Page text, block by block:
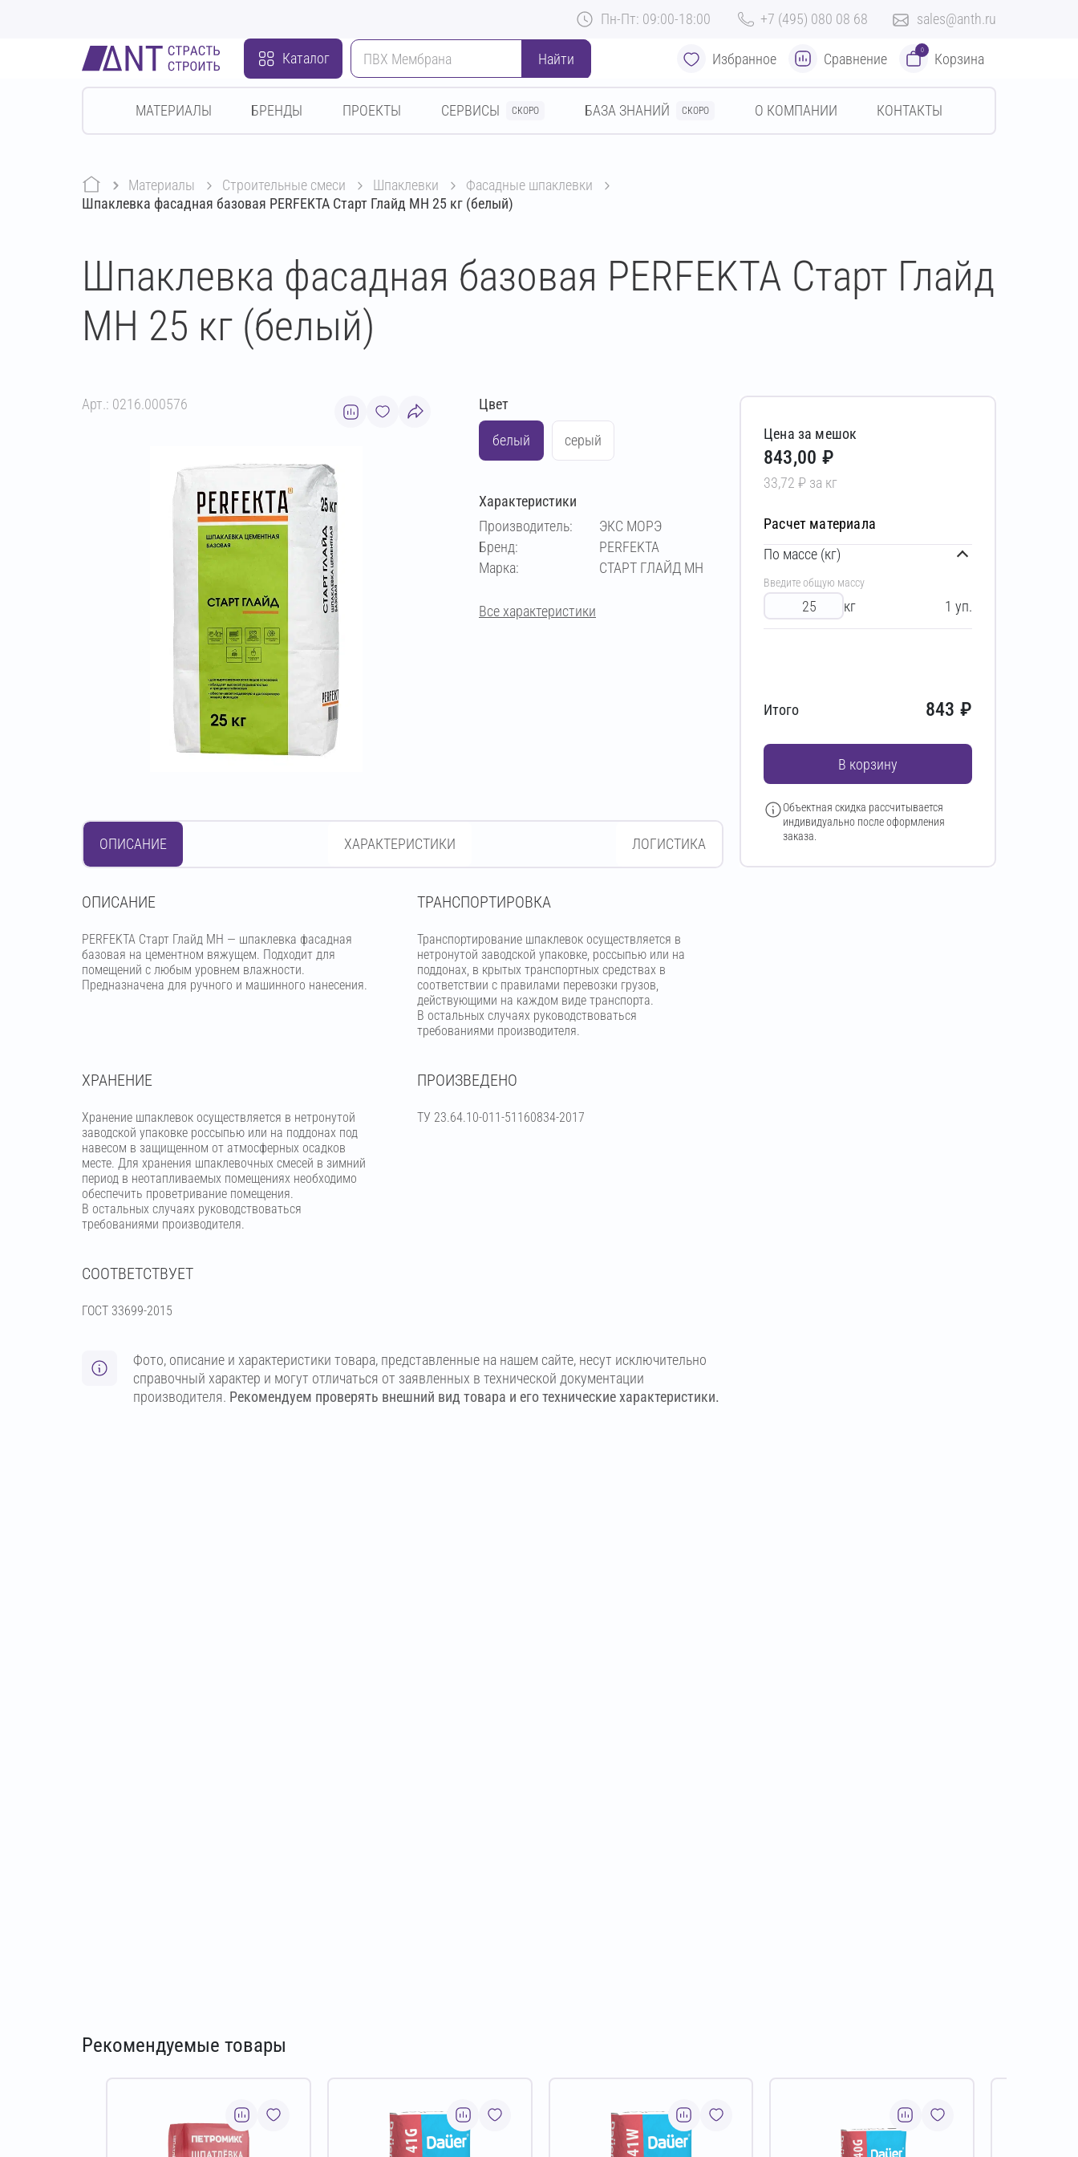
Пн-Пт: 09:00-18:00 +7 (495) 080 08 68 sales@anth.ru
Каталог Найти Избранное Сравнение
0
Корзина
МАТЕРИАЛЫ БРЕНДЫ ПРОЕКТЫ СЕРВИСЫ СКОРО БАЗА ЗНАНИЙ СКОРО О КОМПАНИИ КОНТАКТЫ
Материалы строительные смеси шпаклевки
фасадные шпаклевки
Шпаклевка фасадная базовая PERFEKTA Старт Глайд МН 25 кг (белый)
Шпаклевка фасадная базовая PERFEKTA Старт Глайд
МН 25 кг (белый)
Арт.: 0216.000576 Цвет
белый серый
Характеристики
Производитель:
ЭКС МОРЭ
Бренд:
PERFEKTA
Марка:
СТАРТ ГЛАЙД МН
Все характеристики
ОПИСАНИЕ ХАРАКТЕРИСТИКИ ЛОГИСТИКА
OПИСАНИЕ
PERFEKTA Старт Глайд МН — шпаклевка фасадная
базовая на цементном вяжущем. Подходит для
помещений с любым уровнем влажности.
Предназначена для ручного и машинного нанесения.
ТРАНСПОРТИРОВКА
Транспортирование шпаклевок осуществляется в
нетронутой заводской упаковке, россыпью или на
поддонах, в крытых транспортных средствах в
соответствии с правилами перевозки грузов,
действующими на каждом виде транспорта.
В остальных случаях руководствоваться
требованиями производителя.
ХРАНЕНИЕ
Хранение шпаклевок осуществляется в нетронутой
заводской упаковке россыпью или на поддонах под
навесом в защищенном от атмосферных осадков
месте. Для хранения шпаклевочных смесей в зимний
период в неотапливаемых помещениях необходимо
обеспечить проветривание помещения.
В остальных случаях руководствоваться
требованиями производителя.
ПРОИЗВЕДЕНО
ТУ 23.64.10-011-51160834-2017
СООТВЕТСТВУЕТ
ГОСТ 33699-2015
Фото, описание и характеристики товара, представленные на нашем сайте, несут исключительно
справочный характер и могут отличаться от заявленных в технической документации
производителя. Рекомендуем проверять внешний вид товара и его технические характеристики.
Цена за мешок
843,00 ₽
33,72 ₽ за кг
Расчет материала
По массе (кг)
Введите общую массу
кг 1 уп.
Итого 843 ₽
В корзину
Объектная скидка рассчитывается
индивидуально после оформления
заказа.
Рекомендуемые товары